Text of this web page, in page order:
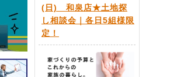
(日) 和泉店★土地探
し相談会｜各日5組様限
定！